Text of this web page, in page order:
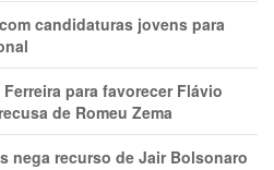
candidaturas jovens para
para favorecer Flávio
de Romeu Zema
nega recurso de Jair Bolsonaro